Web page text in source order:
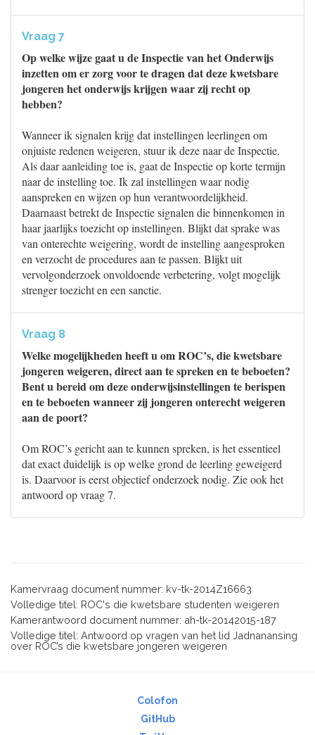
Vraag 7
Op welke wijze gaat u de Inspectie van het Onderwijs
inzetten om er zorg voor te dragen dat deze kwetsbare
jongeren het onderwijs krijgen waar zij recht op
hebben?
Wanneer ik signalen krijg dat instellingen leerlingen om
onjuiste redenen weigeren, stuur ik deze naar de Inspectie.
Als daar aanleiding toe is, gaat de Inspectie op korte termijn
naar de instelling toe. Ik zal instellingen waar nodig
aanspreken en wijzen op hun verantwoordelijkheid.
Daarnaast betrekt de Inspectie signalen die binnenkomen in
haar jaarlijks toezicht op instellingen. Blijkt dat sprake was
van onterechte weigering, wordt de instelling aangesproken
en verzocht de procedures aan te passen. Blijkt uit
vervolgonderzoek onvoldoende verbetering, volgt mogelijk
strenger toezicht en een sanctie.
Vraag 8
Welke mogelijkheden heeft u om ROC’s, die kwetsbare
jongeren weigeren, direct aan te spreken en te beboeten?
Bent u bereid om deze onderwijsinstellingen te berispen
en te beboeten wanneer zij jongeren onterecht weigeren
aan de poort?
Om ROC’s gericht aan te kunnen spreken, is het essentieel
dat exact duidelijk is op welke grond de leerling geweigerd
is. Daarvoor is eerst objectief onderzoek nodig. Zie ook het
antwoord op vraag 7.
Kamervraag document nummer: kv-tk-2014Z16663
Volledige titel: ROC's die kwetsbare studenten weigeren
Kamerantwoord document nummer: ah-tk-20142015-187
Volledige titel: Antwoord op vragen van het lid Jadnanansing
over ROC’s die kwetsbare jongeren weigeren
Colofon
GitHub